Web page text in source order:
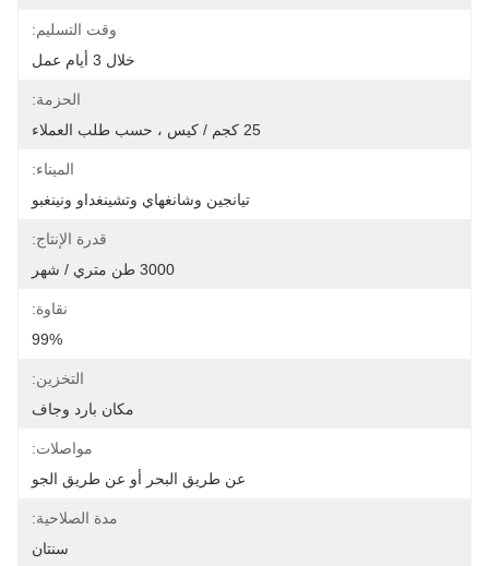
وقت التسليم:
خلال 3 أيام عمل
الحزمة:
25 كجم / كيس ، حسب طلب العملاء
الميناء:
تيانجين وشانغهاي وتشينغداو ونينغبو
قدرة الإنتاج:
3000 طن متري / شهر
نقاوة:
99%
التخزين:
مكان بارد وجاف
مواصلات:
عن طريق البحر أو عن طريق الجو
مدة الصلاحية:
سنتان